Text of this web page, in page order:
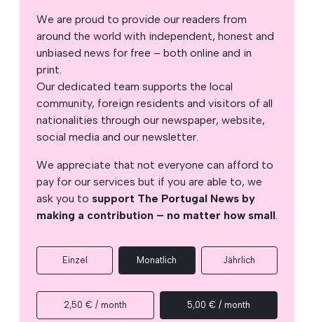
We are proud to provide our readers from
around the world with independent, honest and
unbiased news for free – both online and in
print.
Our dedicated team supports the local
community, foreign residents and visitors of all
nationalities through our newspaper, website,
social media and our newsletter.
We appreciate that not everyone can afford to
pay for our services but if you are able to, we
ask you to support The Portugal News by
making a contribution – no matter how small.
Einzel Monatlich Jährlich
2,50 € / month 5,00 € / month